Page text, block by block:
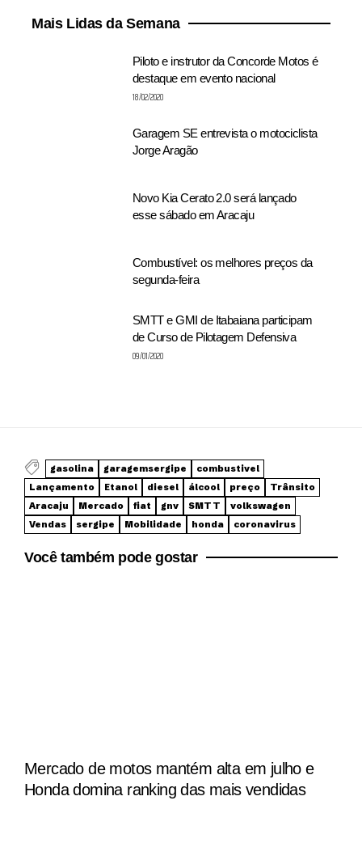
Mais Lidas da Semana
Piloto e instrutor da Concorde Motos é
destaque em evento nacional
18/02/2020
Garagem SE entrevista o motociclista
Jorge Aragão
Novo Kia Cerato 2.0 será lançado
esse sábado em Aracaju
Combustível: os melhores preços da
segunda-feira
SMTT e GMI de Itabaiana participam
de Curso de Pilotagem Defensiva
09/01/2020
gasolina garagemsergipe
combustivel
Lançamento
Etanol diesel álcool preço
Trânsito
Aracaju
Mercado fiat gnv SMTT
volkswagen
Vendas
sergipe Mobilidade honda coronavirus
Você também pode gostar
Mercado de motos mantém alta em julho e
Honda domina ranking das mais vendidas